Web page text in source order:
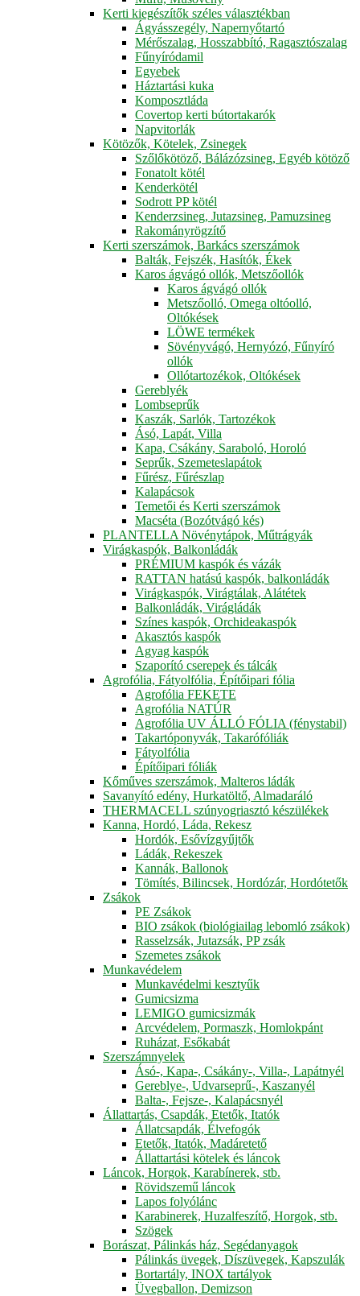
Kerti kiegészítők széles választékban
Ágyásszegély, Napernyőtartó
Mérőszalag, Hosszabbító, Ragasztószalag
Fűnyíródamil
Egyebek
Háztartási kuka
Komposztláda
Covertop kerti bútortakarók
Napvitorlák
Kötözők, Kötelek, Zsinegek
Szőlőkötöző, Bálázózsineg, Egyéb kötöző
Fonatolt kötél
Kenderkötél
Sodrott PP kötél
Kenderzsineg, Jutazsineg, Pamuzsineg
Rakományrögzítő
Kerti szerszámok, Barkács szerszámok
Balták, Fejszék, Hasítók, Ékek
Karos ágvágó ollók, Metszőollók
Karos ágvágó ollók
Metszőolló, Omega oltóolló,
Oltókések
LÖWE termékek
Sövényvágó, Hernyózó, Fűnyíró
ollók
Ollótartozékok, Oltókések
Gereblyék
Lombseprűk
Kaszák, Sarlók, Tartozékok
Ásó, Lapát, Villa
Kapa, Csákány, Saraboló, Horoló
Seprűk, Szemeteslapátok
Fűrész, Fűrészlap
Kalapácsok
Temetői és Kerti szerszámok
Macséta (Bozótvágó kés)
PLANTELLA Növénytápok, Műtrágyák
Virágkaspók, Balkonládák
PRÉMIUM kaspók és vázák
RATTAN hatású kaspók, balkonládák
Virágkaspók, Virágtálak, Alátétek
Balkonládák, Virágládák
Színes kaspók, Orchideakaspók
Akasztós kaspók
Agyag kaspók
Szaporító cserepek és tálcák
Agrofólia, Fátyolfólia, Építőipari fólia
Agrofólia FEKETE
Agrofólia NATÚR
Agrofólia UV ÁLLÓ FÓLIA (fénystabil)
Takartóponyvák, Takarófóliák
Fátyolfólia
Építőipari fóliák
Kőműves szerszámok, Malteros ládák
Savanyító edény, Hurkatöltő, Almadaráló
THERMACELL szúnyogriasztó készülékek
Kanna, Hordó, Láda, Rekesz
Hordók, Esővízgyűjtők
Ládák, Rekeszek
Kannák, Ballonok
Tömítés, Bilincsek, Hordózár, Hordótetők
Zsákok
PE Zsákok
BIO zsákok (biológiailag lebomló zsákok)
Rasselzsák, Jutazsák, PP zsák
Szemetes zsákok
Munkavédelem
Munkavédelmi kesztyűk
Gumicsizma
LEMIGO gumicsizmák
Arcvédelem, Pormaszk, Homlokpánt
Ruházat, Esőkabát
Szerszámnyelek
Ásó-, Kapa-, Csákány-, Villa-, Lapátnyél
Gereblye-, Udvarseprű-, Kaszanyél
Balta-, Fejsze-, Kalapácsnyél
Állattartás, Csapdák, Etetők, Itatók
Állatcsapdák, Élvefogók
Etetők, Itatók, Madáretető
Állattartási kötelek és láncok
Láncok, Horgok, Karabínerek, stb.
Rövidszemű láncok
Lapos folyólánc
Karabinerek, Huzalfeszítő, Horgok, stb.
Szögek
Borászat, Pálinkás ház, Segédanyagok
Pálinkás üvegek, Díszüvegek, Kapszulák
Bortartály, INOX tartályok
Üvegballon, Demizson